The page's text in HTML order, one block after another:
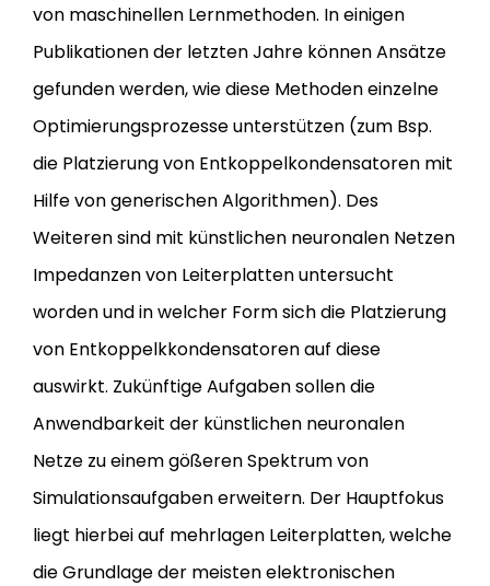
von maschinellen Lernmethoden. In einigen
Publikationen der letzten Jahre können Ansätze
gefunden werden, wie diese Methoden einzelne
Optimierungsprozesse unterstützen (zum Bsp.
die Platzierung von Entkoppelkondensatoren mit
Hilfe von generischen Algorithmen). Des
Weiteren sind mit künstlichen neuronalen Netzen
Impedanzen von Leiterplatten untersucht
worden und in welcher Form sich die Platzierung
von Entkoppelkkondensatoren auf diese
auswirkt. Zukünftige Aufgaben sollen die
Anwendbarkeit der künstlichen neuronalen
Netze zu einem gößeren Spektrum von
Simulationsaufgaben erweitern. Der Hauptfokus
liegt hierbei auf mehrlagen Leiterplatten, welche
die Grundlage der meisten elektronischen